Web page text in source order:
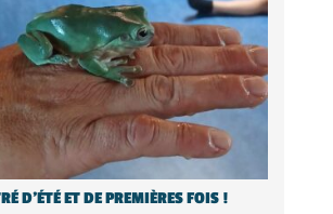
D’ÉTÉ ET DE PREMIÈRES FOIS !